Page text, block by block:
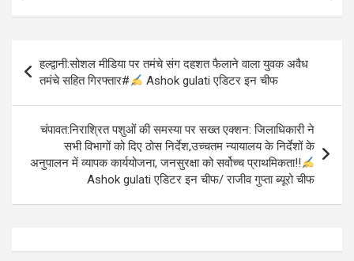
navigation
हल्द्वानी:सोशल मीडिया पर तमंचे संग दहशत फैलाने वाला युवक अवैध
तमंचे सहित गिरफ्तार#
Ashok gulati एडिटर इन चीफ
चंपावत:निराश्रित पशुओं की समस्या पर सख्त एक्शन: जिलाधिकारी ने
सभी विभागों को दिए ठोस निर्देश,उच्चतम न्यायालय के निर्देशों के
अनुपालन में व्यापक कार्ययोजना, जनसुरक्षा को सर्वोच्च प्राथमिकता!!
Ashok gulati एडिटर इन चीफ/ राजीव गुप्ता ब्यूरो चीफ